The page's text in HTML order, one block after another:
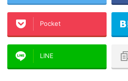
Pocket
LINE